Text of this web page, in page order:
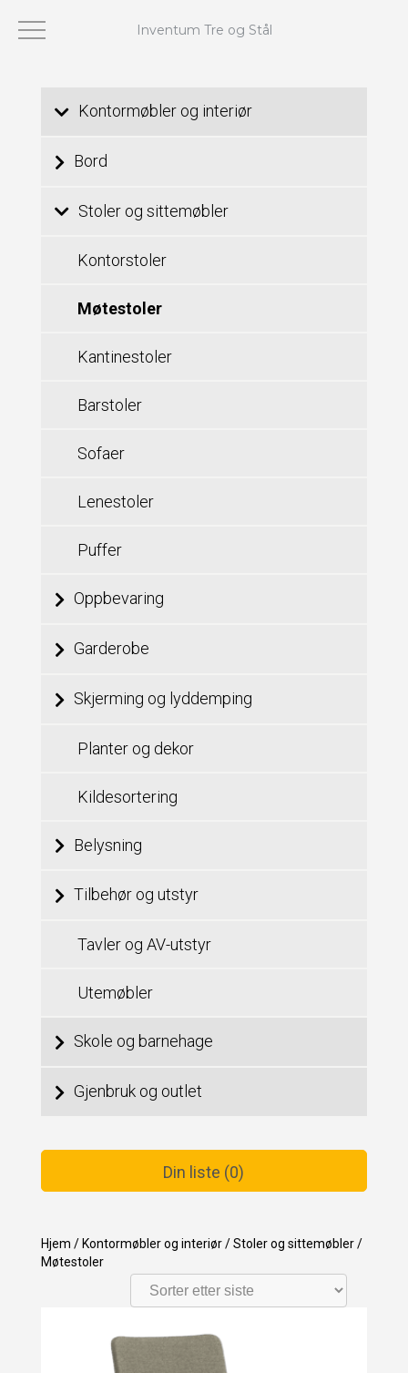
Kontormøbler og interiør
Bord
Stoler og sittemøbler
Kontorstoler
Møtestoler
Kantinestoler
Barstoler
Sofaer
Lenestoler
Puffer
Oppbevaring
Garderobe
Skjerming og lyddemping
Planter og dekor
Kildesortering
Belysning
Tilbehør og utstyr
Tavler og AV-utstyr
Utemøbler
Skole og barnehage
Gjenbruk og outlet
Din liste (0)
Hjem / Kontormøbler og interiør / Stoler og sittemøbler /
Møtestoler
Inventum Tre og Stål